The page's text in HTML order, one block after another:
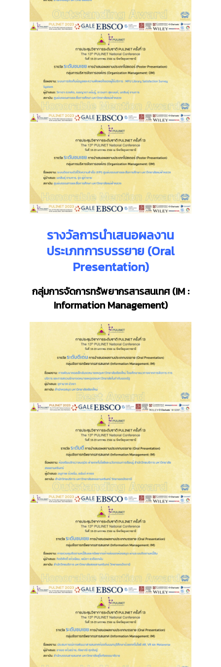
รางวัลการนำเสนอผลงาน
ประเภทการบรรยาย (Oral
Presentation)
กลุ่มการจัดการทรัพยากรสารสนเทศ (IM :
Information Management)